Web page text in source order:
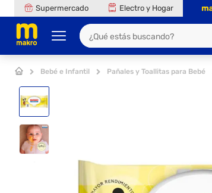
Supermercado Electro y Hogar
Bebé e Infantil Pañales y Toallitas para Bebé